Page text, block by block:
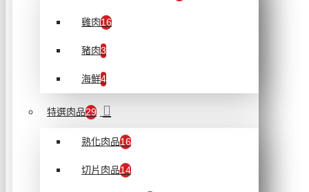
雞肉16
豬肉3
海鮮4
特選肉品29
熟化肉品16
切片肉品14